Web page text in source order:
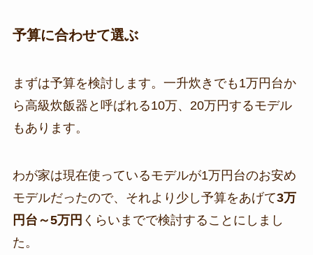
予算に合わせて選ぶ
まずは予算を検討します。一升炊きでも1万円台か
ら高級炊飯器と呼ばれる10万、20万円するモデル
もあります。
わが家は現在使っているモデルが1万円台のお安め
モデルだったので、それより少し予算をあげて3万
円台～5万円 くらいまでで検討することにしまし
た。